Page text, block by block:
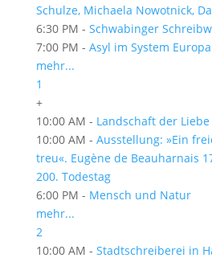
Schulze, Michaela Nowotnick,
6:30 PM - Schwabinger
7:00 PM - Asyl im System Europa
mehr...
1
+
10:00 AM - Landschaft der Liebe
10:00 AM - Ausstellung: »Ein
treu«. Eugène de Beauharnais
200. Todestag
6:00 PM - Mensch und Natur
mehr...
2
10:00 AM - Stadtschreiberei in